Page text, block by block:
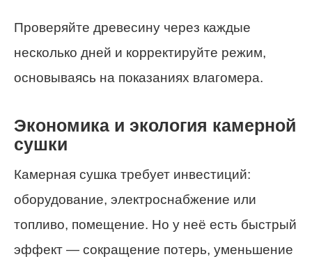
Проверяйте древесину через каждые
несколько дней и корректируйте режим,
основываясь на показаниях влагомера.
Экономика и экология камерной
сушки
Камерная сушка требует инвестиций:
оборудование, электроснабжение или
топливо, помещение. Но у неё есть быстрый
эффект — сокращение потерь, уменьшение